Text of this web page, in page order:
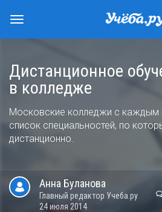
Дистанционное
в колледже
Московские колледжи с
список специальностей, по
дистанционно.
Анна Буланова
Главный редактор Учеба.ру
24 июля 2014